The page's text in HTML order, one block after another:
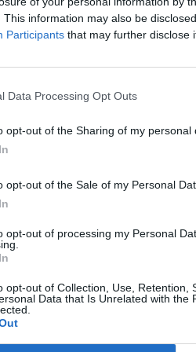
This information may also be
Participants that may further disclose
Data Processing Opt Outs
opt-out of the Sharing of my personal
opt-out of the Sale of my Personal
opt-out of processing my Personal
opt-out of Collection, Use, Retention,
Data that Is Unrelated with the
együtt
és elősegítse az Nvidia
hibázni a tőzsde legnagyobb
portfolio.hu hírarchívumához
cikkarchívum
elmúlt 2 év napon belüli
Előfizetés